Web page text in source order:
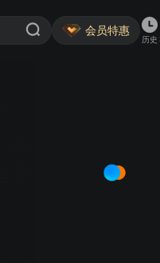
会员特惠
历史